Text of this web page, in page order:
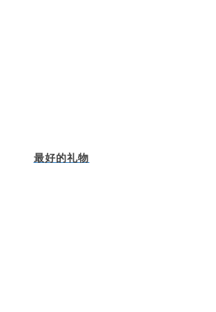
最好的礼物